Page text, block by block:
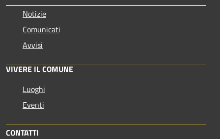
Notizie
Comunicati
Avvisi
VIVERE IL COMUNE
Luoghi
Eventi
CONTATTI